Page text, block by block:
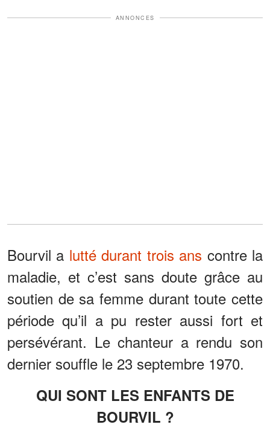
ANNONCES
Bourvil a lutté durant trois ans contre la
maladie, et c’est sans doute grâce au
soutien de sa femme durant toute cette
période qu’il a pu rester aussi fort et
persévérant. Le chanteur a rendu son
dernier souffle le 23 septembre 1970.
QUI SONT LES ENFANTS DE
BOURVIL ?